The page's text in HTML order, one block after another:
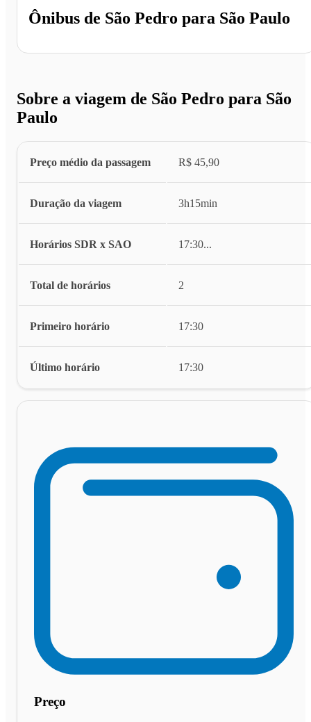
Ônibus de São Pedro para São Paulo
Sobre a viagem de São Pedro para São
Paulo
Preço médio da passagem R$ 45,90
Duração da viagem 3h15min
Horários SDR x SAO 17:30...
Total de horários 2
Primeiro horário 17:30
Último horário 17:30
Preço